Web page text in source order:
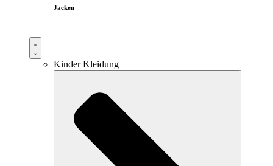
Jacken
Kinder Kleidung